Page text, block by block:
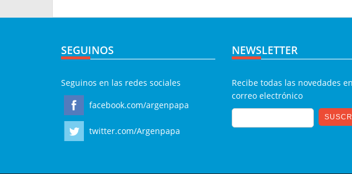
SEGUINOS
Seguinos en las redes sociales
facebook.com/argenpapa
twitter.com/Argenpapa
NEWSLETTER
Recibe todas las novedades
correo electrónico